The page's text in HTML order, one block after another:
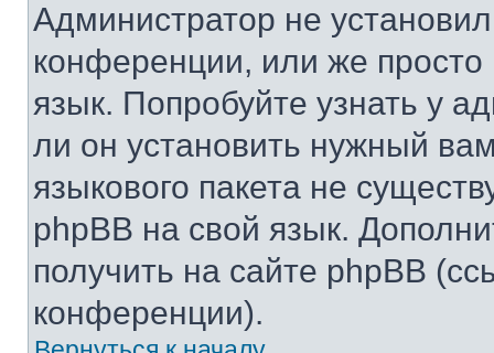
Администратор не
конференции, или же
язык. Попробуйте узнать у
ли он установить нужный
языкового пакета не
phpBB на свой язык.
получить на сайте phpBB
конференции).